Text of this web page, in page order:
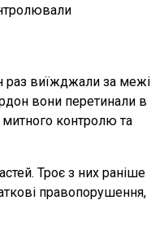
раз виїжджали за межі
вони перетинали в
контролю та
Троє з них раніше
правопорушення,